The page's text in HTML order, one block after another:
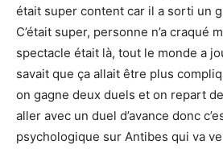
était super content car il a sorti un
C’était super, personne n’a craqué
spectacle était là, tout le monde a
savait que ça allait être plus
on gagne deux duels et on repart
aller avec un duel d’avance donc
psychologique sur Antibes qui va